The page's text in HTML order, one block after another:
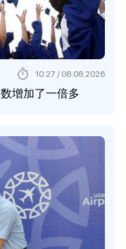
增加了一倍多
10:27 / 08.08.2026